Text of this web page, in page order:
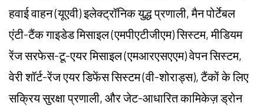
हवाई वाहन (यूएवी) इलेक्ट्रॉनिक युद्ध प्रणाली, मैन पोर्टेबल
एंटी-टैंक गाइडेड मिसाइल (एमपीएटीजीएम) सिस्टम, मीडियम
रेंज सरफेस-टू-एयर मिसाइल (एमआरएसएएम) वेपन सिस्टम,
वेरी शॉर्ट-रेंज एयरडिफेंससिस्टम (वी-शोराड्स), टैंकों के लिए
सक्रिय सुरक्षा प्रणाली, और जेट-आधारित कामिकेज़ ड्रोन